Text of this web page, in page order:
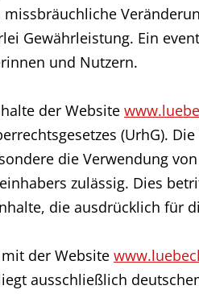
missbräuchliche
Gewährleistung. Ein
und Nutzern.
der Website
(UrhG).
die Verwendung
zulässig. Dies
die ausdrücklich für
mit der Website
ausschließlich